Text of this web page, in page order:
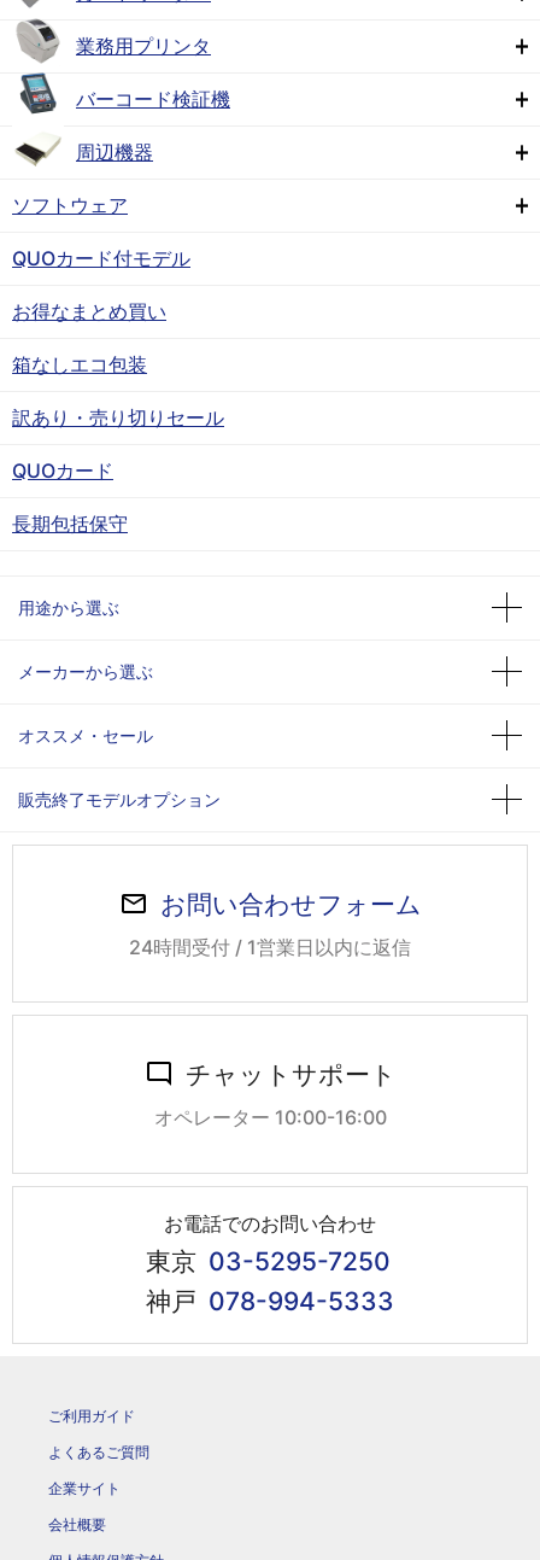
業務用プリンタ
バーコード検証機
周辺機器
ソフトウェア
QUOカード付モデル
お得なまとめ買い
箱なしエコ包装
訳あり・売り切りセール
QUOカード
長期包括保守
用途から選ぶ
メーカーから選ぶ
オススメ・セール
販売終了モデルオプション
お問い合わせフォーム
24時間受付 / 1営業日以内に返信
チャットサポート
オペレーター 10:00-16:00
お電話でのお問い合わせ
東京 03-5295-7250
神戸 078-994-5333
ご利用ガイド
よくあるご質問
企業サイト
会社概要